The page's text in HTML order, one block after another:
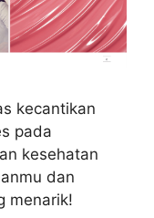
kecantikan
pada
kesehatan
dan
menarik!